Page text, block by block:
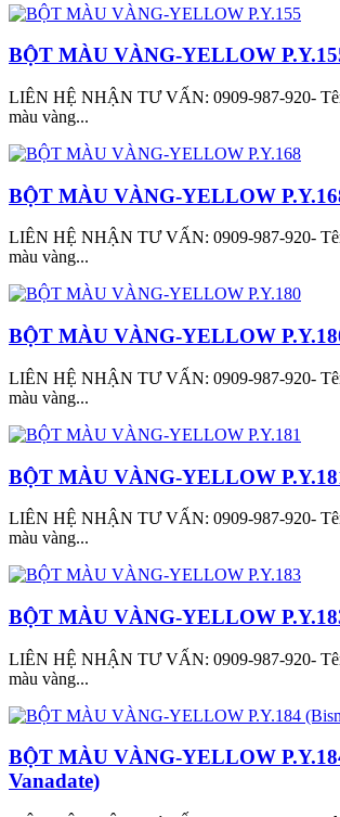
BỘT MÀU VÀNG-YELLOW
LIÊN HỆ NHẬN TƯ VẤN: 0909-987-920-
màu vàng...
BỘT MÀU VÀNG-YELLOW
LIÊN HỆ NHẬN TƯ VẤN: 0909-987-920-
màu vàng...
BỘT MÀU VÀNG-YELLOW
LIÊN HỆ NHẬN TƯ VẤN: 0909-987-920-
màu vàng...
BỘT MÀU VÀNG-YELLOW
LIÊN HỆ NHẬN TƯ VẤN: 0909-987-920-
màu vàng...
BỘT MÀU VÀNG-YELLOW
LIÊN HỆ NHẬN TƯ VẤN: 0909-987-920-
màu vàng...
BỘT MÀU VÀNG-YELLOW
Vanadate)